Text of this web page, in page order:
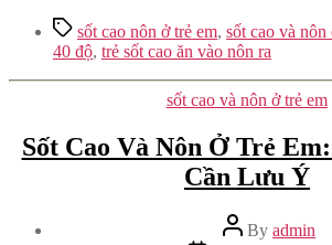
Tagssốt cao nôn ở trẻ em, sốt cao và nôn
40 độ, trẻ sốt cao ăn vào nôn ra
Categories
sốt cao và nôn ở trẻ em
Sốt Cao Và Nôn Ở Trẻ
Cần Lưu Ý
PostBy admin